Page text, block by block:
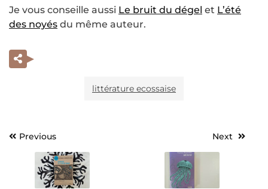
Je vous conseille aussi Le bruit du dégel et L’été
des noyés du même auteur.
littérature ecossaise
Navigation
l’article
Previous Next